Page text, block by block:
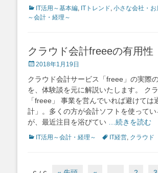
Categories
IT活用～基本編, ITトレンド, 小さな会社・お
～会計・経理～
クラウド会計freeeの有用性
Posted
2018年1月19日
クラウド会計サービス「freee」の実際
を、体験談を元に解説いたします。 ク
「freee」 事業を営んでいれば避けては
計」。多くの方が会計ソフトを使って
が、最近注目を浴びてい
…続きを読む
Categories
IT活用～会計・経理～ TagsIT経営, クラウド
Post